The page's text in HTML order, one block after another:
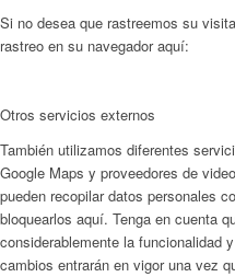
Si no desea que rastreemos su
rastreo en su navegador aquí:
Otros servicios externos
También utilizamos diferentes
Google Maps y proveedores de
pueden recopilar datos personales
bloquearlos aquí. Tenga en cuenta
considerablemente la funcionalidad
cambios entrarán en vigor una vez